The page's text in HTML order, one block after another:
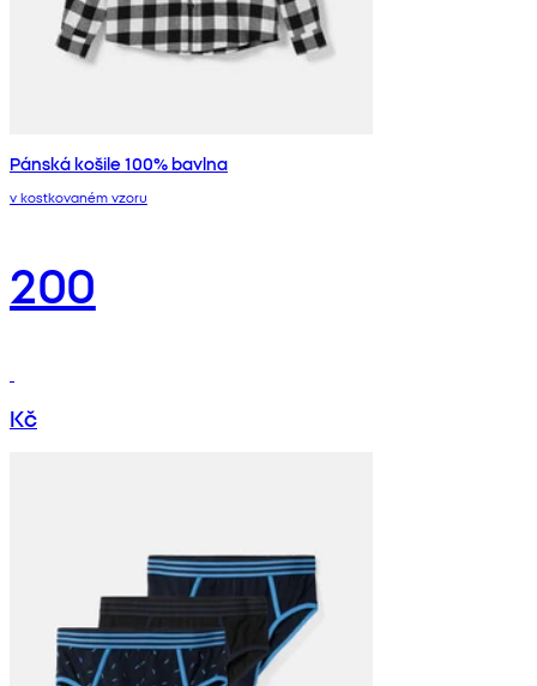
Pánská košile 100% bavlna
v kostkovaném vzoru
200
Kč